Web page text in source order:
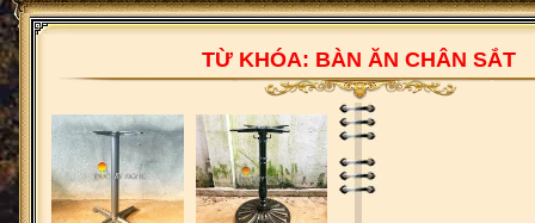
TỪ KHÓA: BÀN ĂN CHÂN SẮT